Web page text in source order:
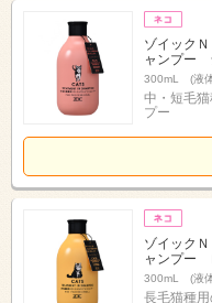
ゾイック
ャンプー
300mL (液
中・短毛
プー
ゾイック
ャンプー
300mL (液
長毛猫種